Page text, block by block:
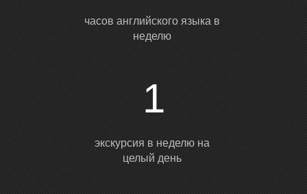
часов английского языка в
неделю
1
экскурсия в неделю на
целый день